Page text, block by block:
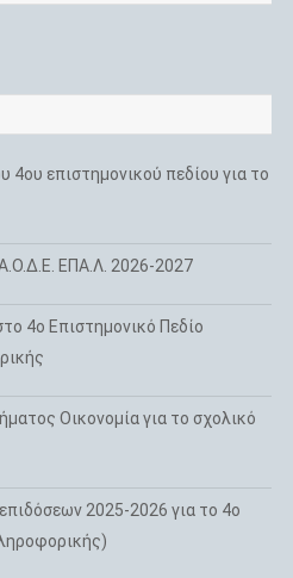
4ου επιστημονικού πεδίου για το
ΕΠΑ.Λ. 2026-2027
4ο Επιστημονικό Πεδίο
Οικονομία για το σχολικό
2025-2026 για το 4ο